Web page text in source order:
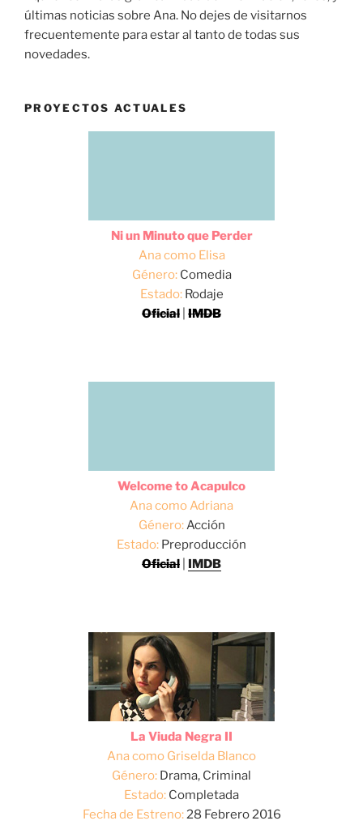
últimas noticias sobre Ana. No dejes de visitarnos
frecuentemente para estar al tanto de todas sus
novedades.
PROYECTOS ACTUALES
Ni un Minuto que Perder
Ana como Elisa
Género:Comedia
Estado:Rodaje
Oficial IMDB
Welcome to Acapulco
Ana como Adriana
Género:Acción
Estado: Preproducción
Oficial
IMDB
La Viuda Negra II
Ana como Griselda Blanco
Género: Drama, Criminal
Estado: Completada
Fecha de Estreno:28 Febrero 2016